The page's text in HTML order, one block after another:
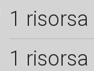
1 risorsa
1 risorsa